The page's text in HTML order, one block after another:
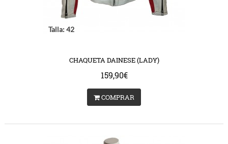
Talla: 42
CHAQUETA DAINESE (LADY)
159,90€
COMPRAR